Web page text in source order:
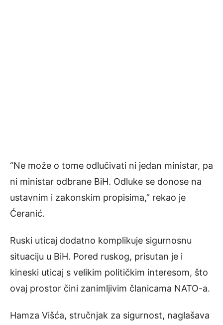
“Ne može o tome odlučivati ni jedan ministar, pa
ni ministar odbrane BiH. Odluke se donose na
ustavnim i zakonskim propisima,” rekao je
Ćeranić.
Ruski uticaj dodatno komplikuje sigurnosnu
situaciju u BiH. Pored ruskog, prisutan je i
kineski uticaj s velikim političkim interesom, što
ovaj prostor čini zanimljivim članicama NATO-a.
Hamza Višća, stručnjak za sigurnost, naglašava